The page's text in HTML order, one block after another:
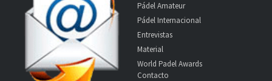
Pádel Amateur
Pádel Internacional
Entrevistas
Material
World Padel Awards
Contacto